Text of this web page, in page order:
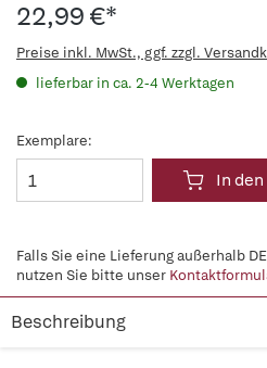
22,99 €*
Preise inkl. MwSt., ggf. zzgl.
lieferbar in ca. 2-4 Werktagen
Exemplare:
In
Falls Sie eine Lieferung außerhalb
nutzen Sie bitte unser
Beschreibung